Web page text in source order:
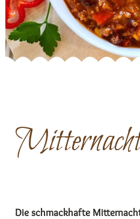
Die schmackhafte